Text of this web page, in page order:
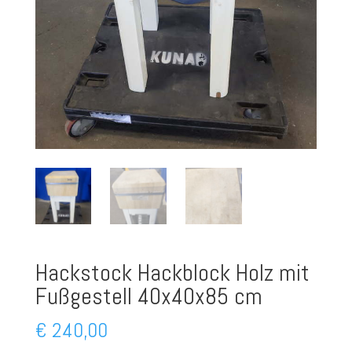
Hackstock Hackblock Holz mit
Fußgestell 40x40x85 cm
€ 240,00